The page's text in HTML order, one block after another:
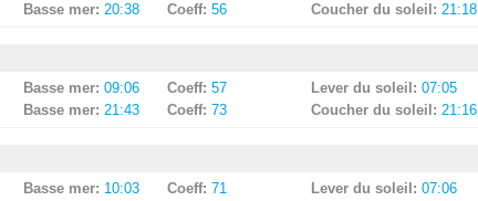
Basse mer: 20:38 Coeff: 56 Coucher du soleil: 21:18
Basse mer: 09:06 Coeff: 57 Lever du soleil: 07:05
Basse mer: 21:43 Coeff: 73 Coucher du soleil: 21:16
Basse mer: 10:03 Coeff: 71 Lever du soleil: 07:06